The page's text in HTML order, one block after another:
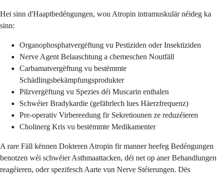
Hei sinn d'Haaptbedéngungen, wou Atropin intramuskulär néideg ka
sinn:
Organophosphatvergëftung vu Pestiziden oder Insektiziden
Nerve Agent Belaaschtung a chemeschen Noutfäll
Carbamatvergëftung vu bestëmmte
Schädlingsbekämpfungsprodukter
Pilzvergëftung vu Spezies déi Muscarin enthalen
Schwéier Bradykardie (gefährlech lues Häerzfrequenz)
Pre-operativ Virbereedung fir Sekretiounen ze reduzéieren
Cholinerg Kris vu bestëmmte Medikamenter
A rare Fäll kënnen Dokteren Atropin fir manner heefeg Bedéngungen
benotzen wéi schwéier Asthmaattacken, déi net op aner Behandlungen
reagéieren, oder spezifesch Aarte vun Nerve Stéierungen. Dës